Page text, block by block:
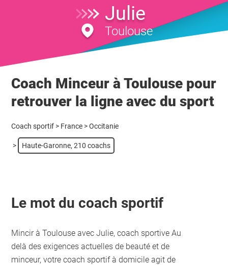
Julie
Toulouse
Coach Minceur à Toulouse pour
retrouver la ligne avec du sport
Coach sportif > France > Occitanie
> Haute-Garonne, 210 coachs
Le mot du coach sportif
Mincir à Toulouse avec Julie, coach sportive Au
delà des exigences actuelles de beauté et de
minceur, votre coach sportif à domicile agit de